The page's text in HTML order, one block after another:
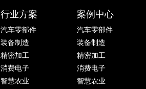
行业方案
汽车零部件
装备制造
精密加工
消费电子
智慧农业
案例中心
汽车零部件
装备制造
精密加工
消费电子
智慧农业